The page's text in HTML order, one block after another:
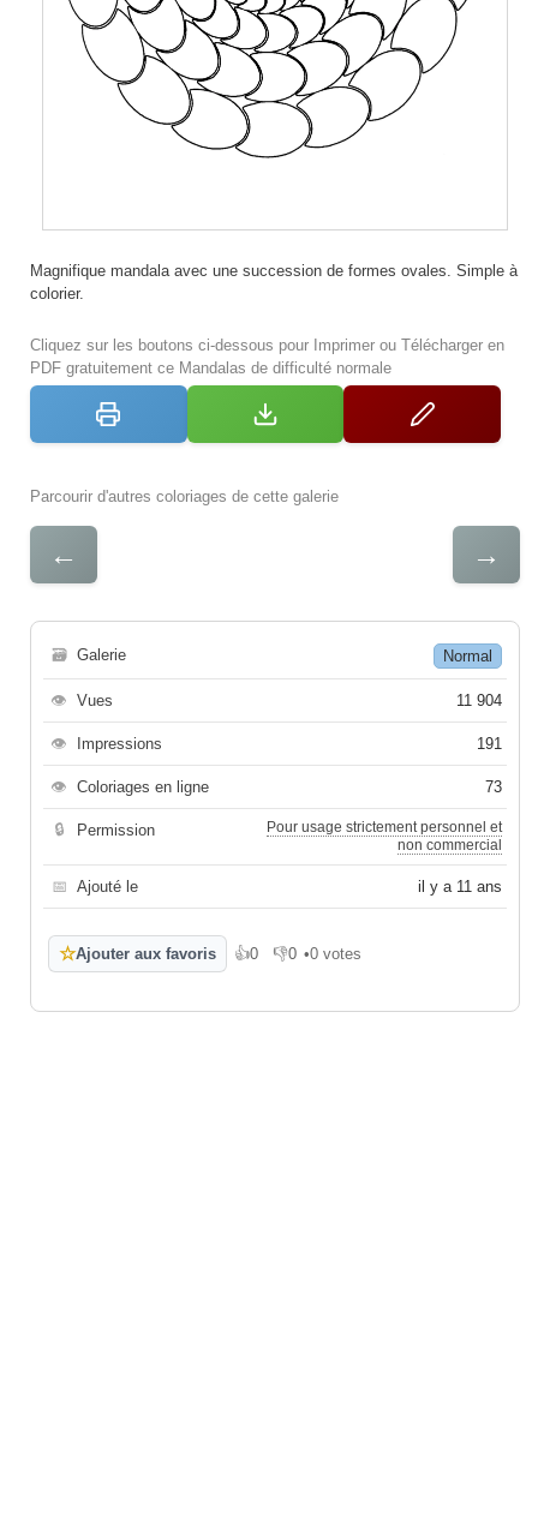
Magnifique mandala avec une succession de formes ovales. Simple à
colorier.
Cliquez sur les boutons ci-dessous pour Imprimer ou Télécharger en
PDF gratuitement ce Mandalas de difficulté normale
Parcourir d'autres coloriages de cette galerie
← →
🗃 Galerie Normal
👁 Vues 11 904
👁 Impressions 191
👁 Coloriages en ligne 73
🔒 Permission
Pour usage strictement personnel et
non commercial
📅 Ajouté le il y a 11 ans
☆Ajouter aux favoris 👍0
J'aime 👎0
Je n'aime pas
•0 votes